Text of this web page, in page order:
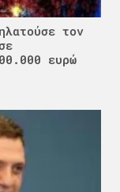
τον
ευρώ